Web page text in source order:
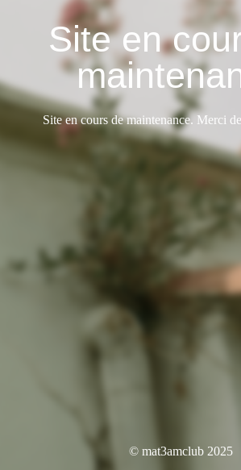
Site en
Site en cours de maintenance. Merci
© mat3amclub 2025